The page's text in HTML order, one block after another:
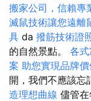
搬家公司，信賴專
滅鼠技術讓您遠離
具 da 撥筋技術證
的自然景點。 各
案 助您實現品牌
開，我們不應該忘
造理想曲線 儘管